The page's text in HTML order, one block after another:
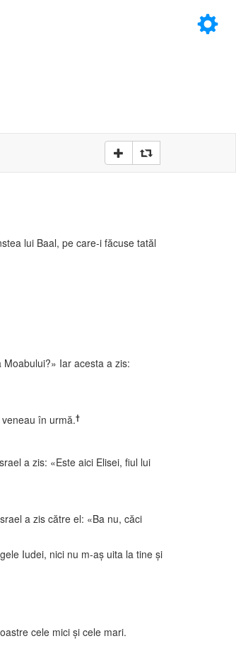
×
lui Baal, pe care-i făcuse tatăl
Iar acesta a zis:
în urmă.†
a zis: «Este aici Elisei, fiul lui
a zis către el: «Ba nu, căci
Iudei, nici nu m-aş uita la tine şi
cele mici şi cele mari.